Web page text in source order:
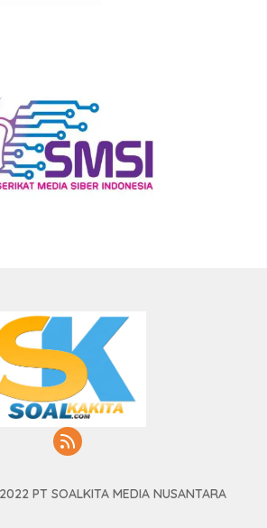
PT SOALKITA MEDIA NUSANTARA